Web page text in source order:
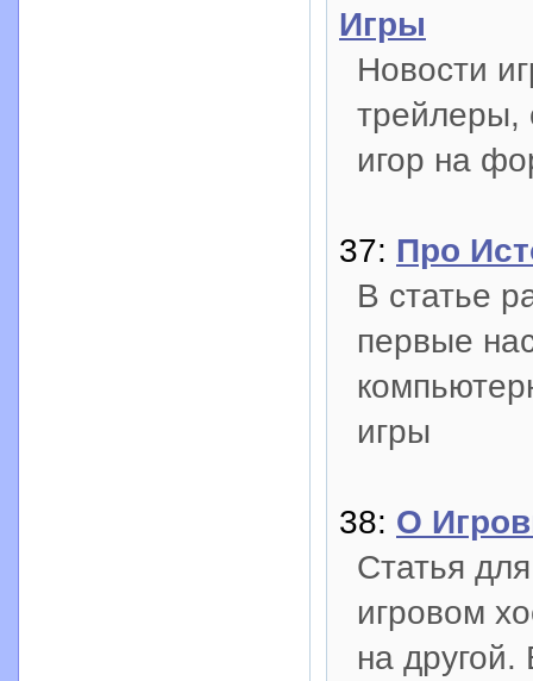
Игры
Новости
трейлеры,
игор на
37: Про
В статье
первые
игры
38: О
Статья
игровом
на другой.